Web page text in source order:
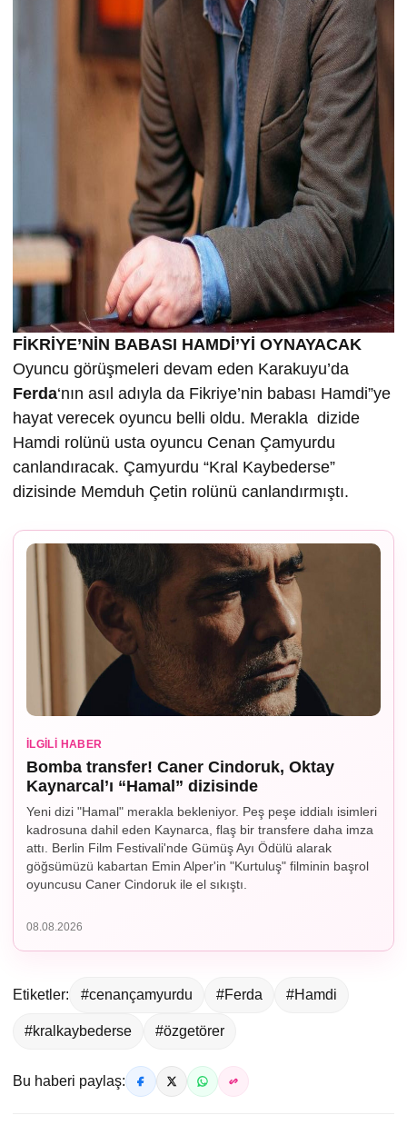
FİKRİYE’NİN BABASI HAMDİ’Yİ OYNAYACAK
Oyuncu görüşmeleri devam eden Karakuyu’da
Ferda‘nın asıl adıyla da Fikriye’nin babası Hamdi”ye
hayat verecek oyuncu belli oldu. Merakla dizide
Hamdi rolünü usta oyuncu Cenan Çamyurdu
canlandıracak. Çamyurdu “Kral Kaybederse”
dizisinde Memduh Çetin rolünü canlandırmıştı.
İLGILI HABER
Bomba transfer! Caner Cindoruk, Oktay
Kaynarcal’ı “Hamal” dizisinde
Yeni dizi "Hamal" merakla bekleniyor. Peş peşe iddialı isimleri
kadrosuna dahil eden Kaynarca, flaş bir transfere daha imza
attı. Berlin Film Festivali'nde Gümüş Ayı Ödülü alarak
göğsümüzü kabartan Emin Alper'in "Kurtuluş" filminin başrol
oyuncusu Caner Cindoruk ile el sıkıştı.
08.08.2026
Etiketler: #cenançamyurdu #Ferda #Hamdi
#kralkaybederse #özgetörer
Bu haberi paylaş: